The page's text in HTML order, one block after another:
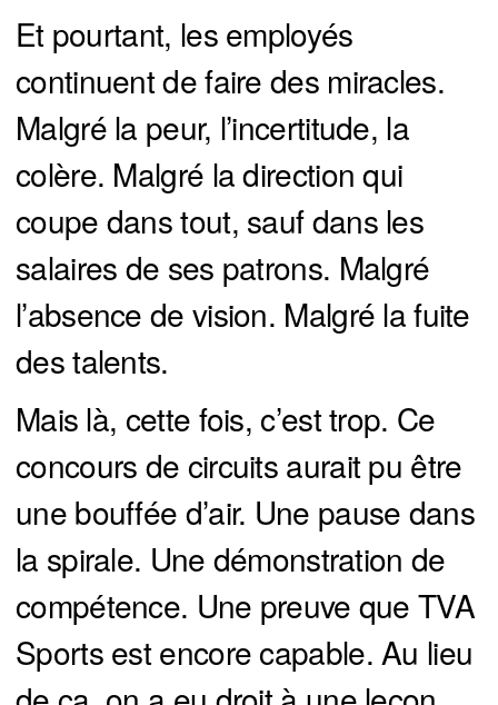
Et pourtant, les employés
continuent de faire des miracles.
Malgré la peur, l’incertitude, la
colère. Malgré la direction qui
coupe dans tout, sauf dans les
salaires de ses patrons. Malgré
l’absence de vision. Malgré la fuite
des talents.
Mais là, cette fois, c’est trop. Ce
concours de circuits aurait pu être
une bouffée d’air. Une pause dans
la spirale. Une démonstration de
compétence. Une preuve que TVA
Sports est encore capable. Au lieu